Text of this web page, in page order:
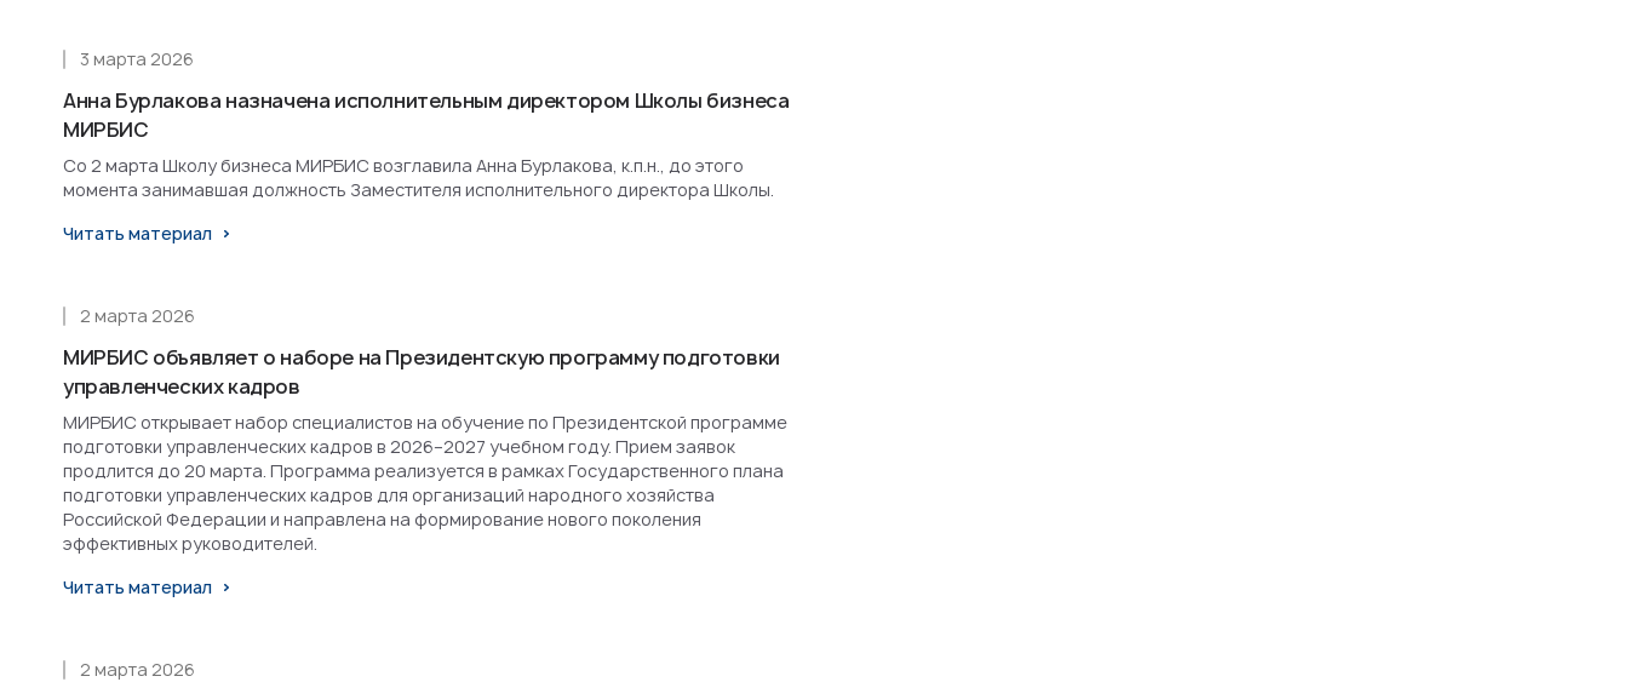
Анна Бурлакова назначена исполнительным директором Школы бизнеса
МИРБИС
3 марта 2026
Со 2 марта Школу бизнеса МИРБИС возглавила Анна Бурлакова, к.п.н., до этого
момента занимавшая должность Заместителя исполнительного директора Школы.
Читать материал
МИРБИС объявляет о наборе на Президентскую программу подготовки
управленческих кадров
2 марта 2026
МИРБИС открывает набор специалистов на обучение по Президентской программе
подготовки управленческих кадров в 2026–2027 учебном году. Прием заявок
продлится до 20 марта. Программа реализуется в рамках Государственного плана
подготовки управленческих кадров для организаций народного хозяйства
Российской Федерации и направлена на формирование нового поколения
эффективных руководителей.
Читать материал
2 марта 2026